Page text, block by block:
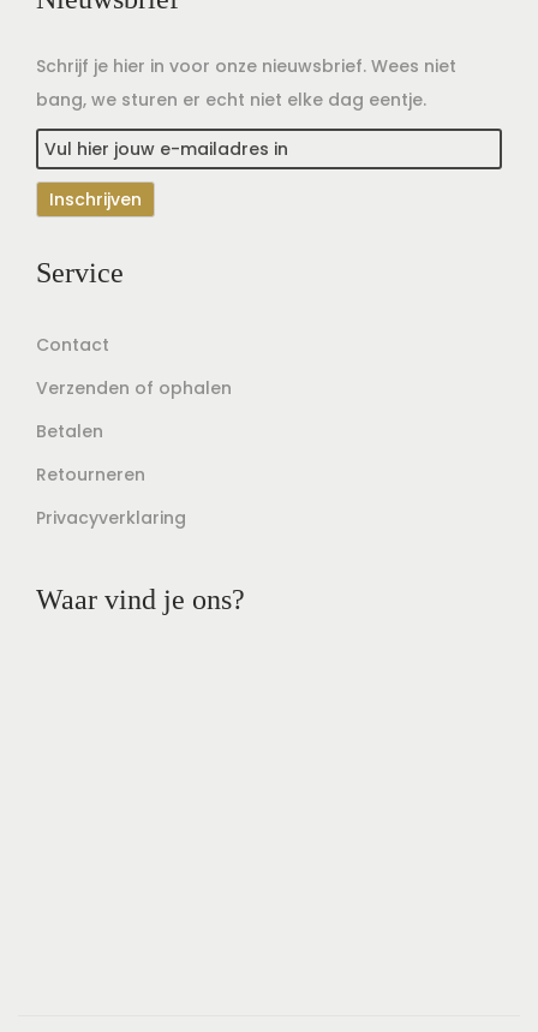
Schrijf je hier in voor onze nieuwsbrief. Wees niet
bang, we sturen er echt niet elke dag eentje.
Service
Contact
Verzenden of ophalen
Betalen
Retourneren
Privacyverklaring
Waar vind je ons?